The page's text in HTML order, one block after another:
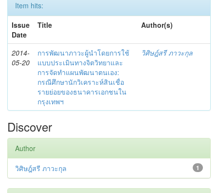
Item hits:
Issue
Date
Title Author(s)
2014-
05-20
การพัฒนาภาวะผู้นำโดยการใช้
แบบประเมินทางจิตวิทยาและ
การจัดทำแผนพัฒนาตนเอง:
กรณีศึกษานักวิเคราะห์สินเชื่อ
รายย่อยของธนาคารเอกชนใน
กรุงเทพฯ
วิศิษฎ์สรี ภาวะกุล
Discover
Author
1
วิศิษฎ์สรี ภาวะกุล